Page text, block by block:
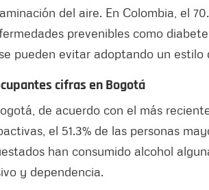
del aire. En Colombia, el
prevenibles como
pueden evitar adoptando un estilo
cifras en Bogotá
de acuerdo con el más
el 51.3% de las personas
han consumido alcohol
y dependencia.